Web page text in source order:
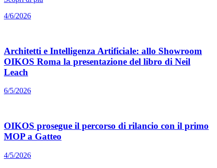
4/6/2026
Architetti e Intelligenza Artificiale: allo Showroom
OIKOS Roma la presentazione del libro di Neil
Leach
6/5/2026
OIKOS prosegue il percorso di rilancio con il primo
MOP a Gatteo
4/5/2026